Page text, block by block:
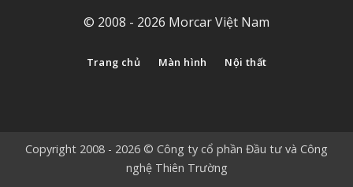
© 2008 - 2026 Morcar Việt Nam
Trang chủ Màn hình Nội thất
Copyright 2008 - 2026 © Công ty cổ phần Đầu tư và Công
nghệ Thiên Trường